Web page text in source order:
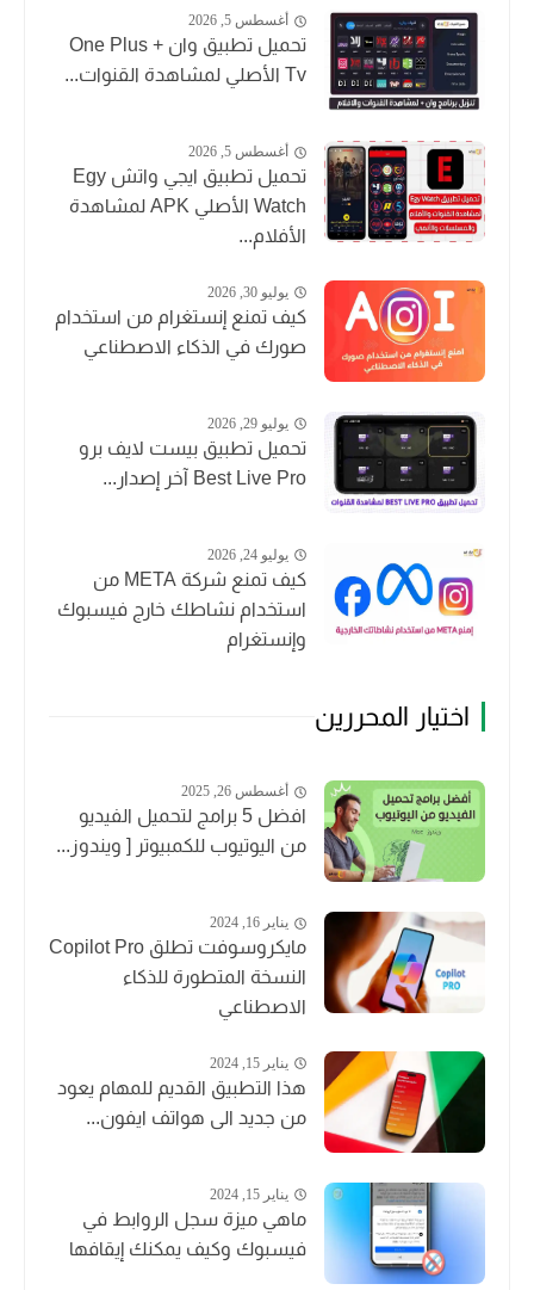
أغسطس 5, 2026
تحميل تطبيق وان + One Plus
Tv الأصلي لمشاهدة القنوات...
أغسطس 5, 2026
تحميل تطبيق ايجي واتش Egy
Watch الأصلي APK لمشاهدة
الأفلام...
يوليو 30, 2026
كيف تمنع إنستغرام من استخدام
صورك في الذكاء الاصطناعي
يوليو 29, 2026
تحميل تطبيق بيست لايف برو
Best Live Pro آخر إصدار...
يوليو 24, 2026
كيف تمنع شركة META من
استخدام نشاطك خارج فيسبوك
وإنستغرام
اختيار المحررين
أغسطس 26, 2025
افضل 5 برامج لتحميل الفيديو
من اليوتيوب للكمبيوتر [ ويندوز...
يناير 16, 2024
مايكروسوفت تطلق Copilot Pro
النسخة المتطورة للذكاء
الاصطناعي
يناير 15, 2024
هذا التطبيق القديم للمهام يعود
من جديد الى هواتف ايفون...
يناير 15, 2024
ماهي ميزة سجل الروابط في
فيسبوك وكيف يمكنك إيقافها